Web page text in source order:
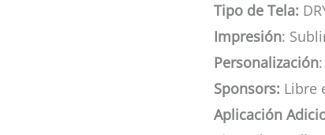
Tipo de Tela:
Impresión:
Personalización
Sponsors: Libre
Aplicación